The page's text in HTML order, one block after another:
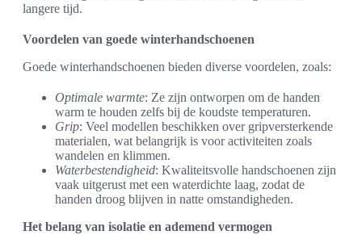
langere tijd.
Voordelen van goede winterhandschoenen
Goede winterhandschoenen bieden diverse voordelen, zoals:
Optimale warmte: Ze zijn ontworpen om de handen
warm te houden zelfs bij de koudste temperaturen.
Grip: Veel modellen beschikken over gripversterkende
materialen, wat belangrijk is voor activiteiten zoals
wandelen en klimmen.
Waterbestendigheid: Kwaliteitsvolle handschoenen zijn
vaak uitgerust met een waterdichte laag, zodat de
handen droog blijven in natte omstandigheden.
Het belang van isolatie en ademend vermogen